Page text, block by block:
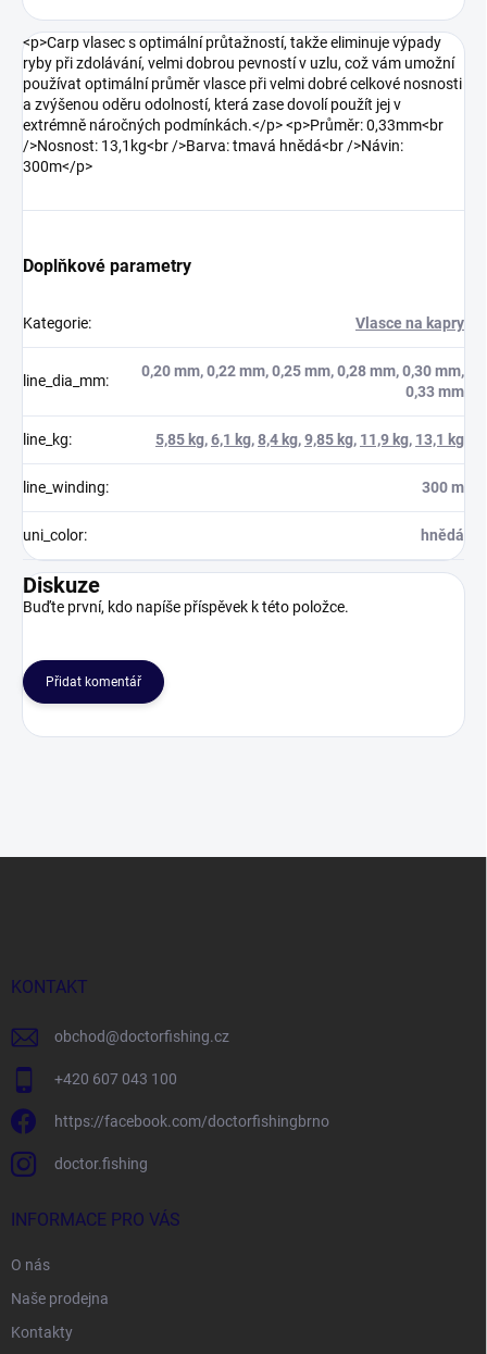
<p>Carp vlasec s optimální průtažností, takže eliminuje výpady
ryby při zdolávání, velmi dobrou pevností v uzlu, což vám umožní
používat optimální průměr vlasce při velmi dobré celkové nosnosti
a zvýšenou oděru odolností, která zase dovolí použít jej v
extrémně náročných podmínkách.</p> <p>Průměr: 0,33mm<br
/>Nosnost: 13,1kg<br />Barva: tmavá hnědá<br />Návin:
300m</p>
Doplňkové parametry
Kategorie: Vlasce na kapry
line_dia_mm:
0,20 mm, 0,22 mm, 0,25 mm, 0,28 mm, 0,30 mm,
0,33 mm
line_kg: 5,85 kg,6,1 kg,8,4 kg,9,85 kg, 11,9 kg, 13,1 kg
line_winding: 300 m
uni_color: hnědá
Diskuze
Buďte první, kdo napíše příspěvek k této položce.
Přidat komentář
KONTAKT
obchod@doctorfishing.cz
+420 607 043 100
https://facebook.com/doctorfishingbrno
doctor.fishing
INFORMACE PRO VÁS
O nás
Naše prodejna
Kontakty